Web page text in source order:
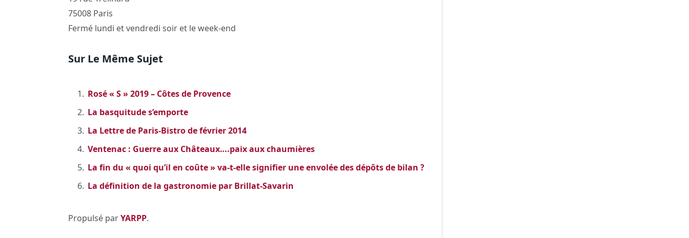
75008 Paris
Fermé lundi et vendredi soir et le week-end
Sur Le Même Sujet
Rosé « S » 2019 – Côtes de Provence
La basquitude s’emporte
La Lettre de Paris-Bistro de février 2014
Ventenac : Guerre aux Châteaux….paix aux chaumières
La fin du « quoi qu’il en coûte » va-t-elle signifier une envolée des dépôts de bilan ?
La définition de la gastronomie par Brillat-Savarin
Propulsé parYARPP.